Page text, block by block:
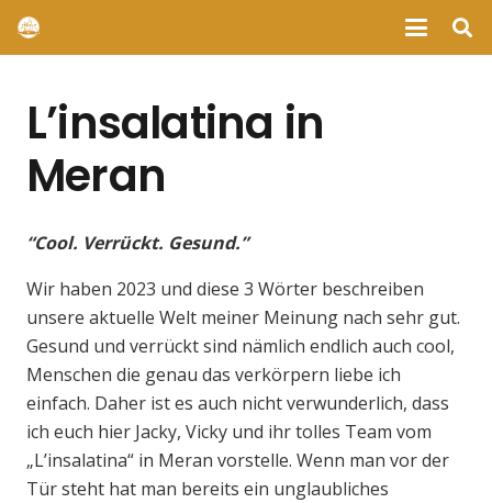
L’insalatina in
Meran
“Cool. Verrückt. Gesund.”
Wir haben 2023 und diese 3 Wörter beschreiben
unsere aktuelle Welt meiner Meinung nach sehr gut.
Gesund und verrückt sind nämlich endlich auch cool,
Menschen die genau das verkörpern liebe ich
einfach. Daher ist es auch nicht verwunderlich, dass
ich euch hier Jacky, Vicky und ihr tolles Team vom
„L’insalatina“ in Meran vorstelle. Wenn man vor der
Tür steht hat man bereits ein unglaubliches